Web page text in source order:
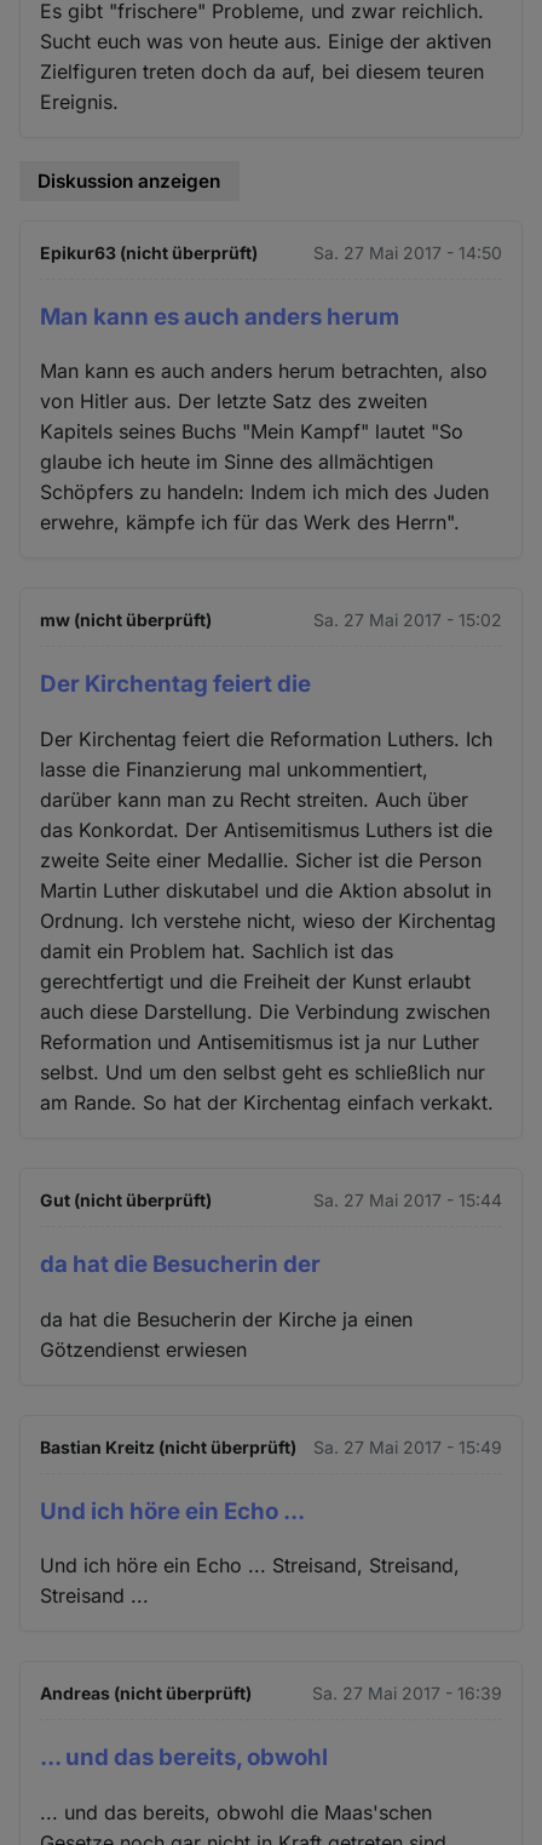
Es gibt "frischere" Probleme, und zwar reichlich.
Sucht euch was von heute aus. Einige der aktiven
Zielfiguren treten doch da auf, bei diesem teuren
Ereignis.
Diskussion anzeigen
Epikur63 (nicht überprüft) Sa. 27 Mai 2017 - 14:50
Man kann es auch anders herum
Man kann es auch anders herum betrachten, also
von Hitler aus. Der letzte Satz des zweiten
Kapitels seines Buchs "Mein Kampf" lautet "So
glaube ich heute im Sinne des allmächtigen
Schöpfers zu handeln: Indem ich mich des Juden
erwehre, kämpfe ich für das Werk des Herrn".
mw (nicht überprüft) Sa. 27 Mai 2017 - 15:02
Der Kirchentag feiert die
Der Kirchentag feiert die Reformation Luthers. Ich
lasse die Finanzierung mal unkommentiert,
darüber kann man zu Recht streiten. Auch über
das Konkordat. Der Antisemitismus Luthers ist die
zweite Seite einer Medallie. Sicher ist die Person
Martin Luther diskutabel und die Aktion absolut in
Ordnung. Ich verstehe nicht, wieso der Kirchentag
damit ein Problem hat. Sachlich ist das
gerechtfertigt und die Freiheit der Kunst erlaubt
auch diese Darstellung. Die Verbindung zwischen
Reformation und Antisemitismus ist ja nur Luther
selbst. Und um den selbst geht es schließlich nur
am Rande. So hat der Kirchentag einfach verkakt.
Gut (nicht überprüft) Sa. 27 Mai 2017 - 15:44
da hat die Besucherin der
da hat die Besucherin der Kirche ja einen
Götzendienst erwiesen
Bastian Kreitz (nicht überprüft) Sa. 27 Mai 2017 - 15:49
Und ich höre ein Echo ...
Und ich höre ein Echo ... Streisand, Streisand,
Streisand ...
Andreas (nicht überprüft) Sa. 27 Mai 2017 - 16:39
... und das bereits, obwohl
... und das bereits, obwohl die Maas'schen